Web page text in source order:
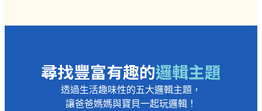
尋找豐富有趣的邏輯主題
透過生活趣味性的五大邏輯主題，
讓爸爸媽媽與寶貝一起玩邏輯！